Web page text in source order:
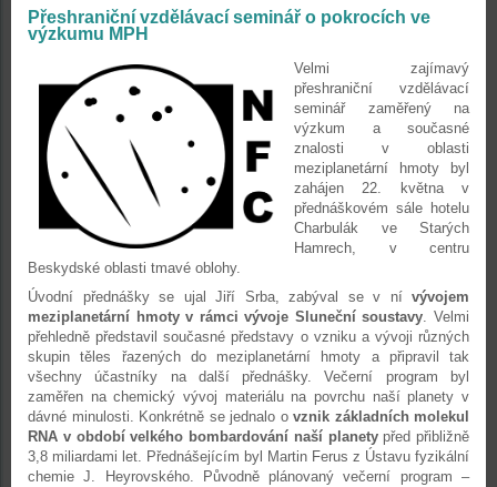
Přeshraniční vzdělávací seminář o pokrocích ve
výzkumu MPH
Velmi zajímavý
přeshraniční vzdělávací
seminář zaměřený na
výzkum a současné
znalosti v oblasti
meziplanetární hmoty byl
zahájen 22. května v
přednáškovém sále hotelu
Charbulák ve Starých
Hamrech, v centru
Beskydské oblasti tmavé oblohy.
Úvodní přednášky se ujal Jiří Srba, zabýval se v ní vývojem
meziplanetární hmoty v rámci vývoje Sluneční soustavy. Velmi
přehledně představil současné představy o vzniku a vývoji různých
skupin těles řazených do meziplanetární hmoty a připravil tak
všechny účastníky na další přednášky. Večerní program byl
zaměřen na chemický vývoj materiálu na povrchu naší planety v
dávné minulosti. Konkrétně se jednalo o vznik základních molekul
RNA v období velkého bombardování naší planetypřed přibližně
3,8 miliardami let. Přednášejícím byl Martin Ferus z Ústavu fyzikální
chemie J. Heyrovského. Původně plánovaný večerní program –